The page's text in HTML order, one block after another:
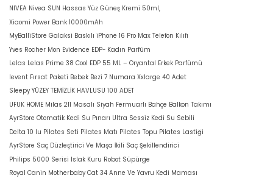
NIVEA Nivea SUN Hassas Yüz Güneş Kremi 50ml,
Xiaomi Power Bank 10000mAh
MyBalliStore Galaksi Baskılı iPhone 16 Pro Max Telefon Kılıfı
Yves Rocher Mon Evidence EDP- Kadın Parfüm
Lelas Lelas Prime 38 Cool EDP 55 ML – Oryantal Erkek Parfümü
levent Fırsat Paketi Bebek Bezi 7 Numara Xxlarge 40 Adet
Sleepy YÜZEY TEMİZLİK HAVLUSU 100 ADET
UFUK HOME Milas 211 Masalı Siyah Fermuarlı Bahçe Balkon Takımı
AyrStore Otomatik Kedi Su Pınarı Ultra Sessiz Kedi Su Sebili
Delta 10 lu Pilates Seti Pilates Matı Pilates Topu Pilates Lastiği
AyrStore Saç Düzleştirici Ve Maşa İkili Saç Şekillendirici
Philips 5000 Serisi Islak Kuru Robot Süpürge
Royal Canin Motherbaby Cat 34 Anne Ve Yavru Kedi Maması